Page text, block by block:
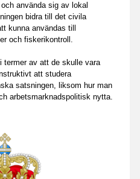
använda sig av lokal
bidra till det civila
kunna användas till
och fiskerikontroll.
termer av att de skulle vara
att studera
satsningen, liksom hur man
arbetsmarknadspolitisk nytta.